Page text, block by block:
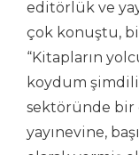
editörlük ve
çok konuştu,
“Kitapların
koydum
sektöründe bir
yayınevine,